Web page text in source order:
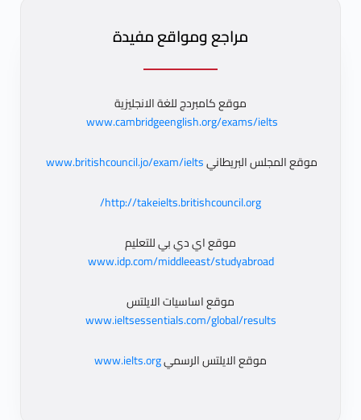
مراجع ومواقع مفيدة
موقع كامبردج للغة الانجليزية
www.cambridgeenglish.org/exams/ielts
موقع المجلس البريطانيwww.britishcouncil.jo/exam/ielts
http://takeielts.britishcouncil.org/
موقع اي دي بي للتعليم
www.idp.com/middleeast/studyabroad
موقع اساسيات الايلتس
www.ieltsessentials.com/global/results
موقع الايلتس الرسميwww.ielts.org